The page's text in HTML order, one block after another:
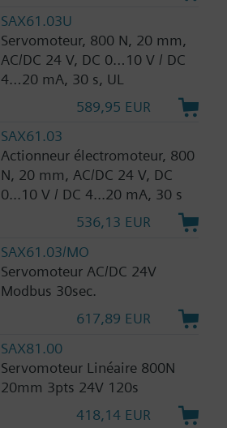
SAX61.03U
Servomoteur, 800 N, 20 mm,
AC/DC 24 V, DC 0…10 V / DC
4…20 mA, 30 s, UL
589,95 EUR
SAX61.03
Actionneur électromoteur, 800
N, 20 mm, AC/DC 24 V, DC
0...10 V / DC 4...20 mA, 30 s
536,13 EUR
SAX61.03/MO
Servomoteur AC/DC 24V
Modbus 30sec.
617,89 EUR
SAX81.00
Servomoteur Linéaire 800N
20mm 3pts 24V 120s
418,14 EUR